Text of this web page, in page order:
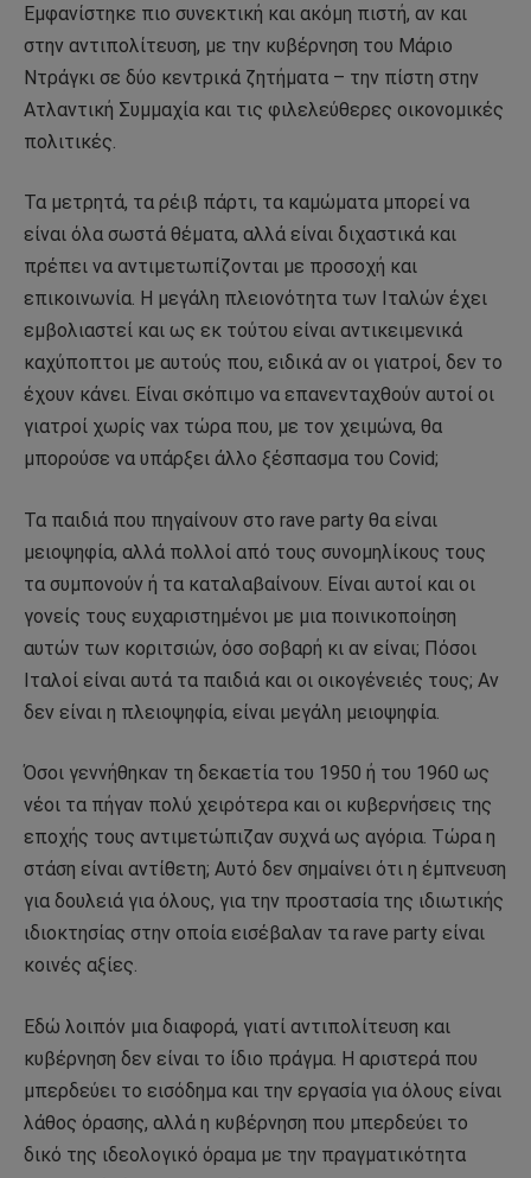
Εμφανίστηκε πιο συνεκτική και ακόμη πιστή, αν και
στην αντιπολίτευση, με την κυβέρνηση του Μάριο
Ντράγκι σε δύο κεντρικά ζητήματα – την πίστη στην
Ατλαντική Συμμαχία και τις φιλελεύθερες οικονομικές
πολιτικές.
Τα μετρητά, τα ρέιβ πάρτι, τα καμώματα μπορεί να
είναι όλα σωστά θέματα, αλλά είναι διχαστικά και
πρέπει να αντιμετωπίζονται με προσοχή και
επικοινωνία. Η μεγάλη πλειονότητα των Ιταλών έχει
εμβολιαστεί και ως εκ τούτου είναι αντικειμενικά
καχύποπτοι με αυτούς που, ειδικά αν οι γιατροί, δεν το
έχουν κάνει. Είναι σκόπιμο να επανενταχθούν αυτοί οι
γιατροί χωρίς vax τώρα που, με τον χειμώνα, θα
μπορούσε να υπάρξει άλλο ξέσπασμα του Covid;
Τα παιδιά που πηγαίνουν στο rave party θα είναι
μειοψηφία, αλλά πολλοί από τους συνομηλίκους τους
τα συμπονούν ή τα καταλαβαίνουν. Είναι αυτοί και οι
γονείς τους ευχαριστημένοι με μια ποινικοποίηση
αυτών των κοριτσιών, όσο σοβαρή κι αν είναι; Πόσοι
Ιταλοί είναι αυτά τα παιδιά και οι οικογένειές τους; Αν
δεν είναι η πλειοψηφία, είναι μεγάλη μειοψηφία.
Όσοι γεννήθηκαν τη δεκαετία του 1950 ή του 1960 ως
νέοι τα πήγαν πολύ χειρότερα και οι κυβερνήσεις της
εποχής τους αντιμετώπιζαν συχνά ως αγόρια. Τώρα η
στάση είναι αντίθετη; Αυτό δεν σημαίνει ότι η έμπνευση
για δουλειά για όλους, για την προστασία της ιδιωτικής
ιδιοκτησίας στην οποία εισέβαλαν τα rave party είναι
κοινές αξίες.
Εδώ λοιπόν μια διαφορά, γιατί αντιπολίτευση και
κυβέρνηση δεν είναι το ίδιο πράγμα. Η αριστερά που
μπερδεύει το εισόδημα και την εργασία για όλους είναι
λάθος όρασης, αλλά η κυβέρνηση που μπερδεύει το
δικό της ιδεολογικό όραμα με την πραγματικότητα